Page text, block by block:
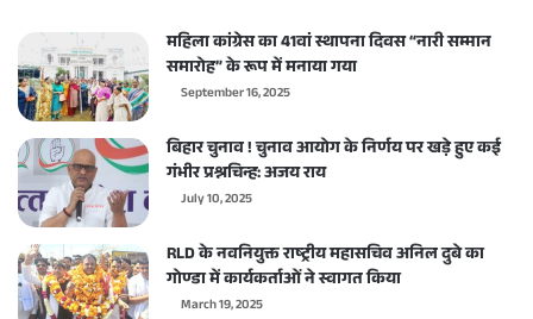
महिला कांग्रेस का 41वां स्थापना दिवस “नारी सम्मान
समारोह” के रूप में मनाया गया
September 16, 2025
बिहार चुनाव ! चुनाव आयोग के निर्णय पर खड़े हुए कई
गंभीर प्रश्नचिन्ह: अजय राय
July 10, 2025
RLD के नवनियुक्त राष्ट्रीय महासचिव अनिल दुबे का
गोण्डा में कार्यकर्ताओं ने स्वागत किया
March 19, 2025